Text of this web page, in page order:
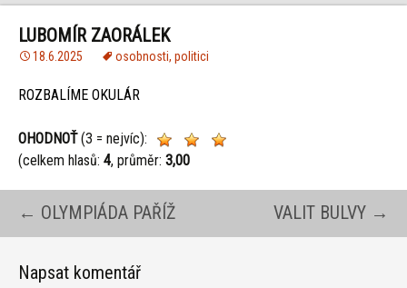
LUBOMÍR ZAORÁLEK
18.6.2025 osobnosti, politici
ROZBALÍME OKULÁR
OHODNOŤ(3 = nejvíc):
(celkem hlasů: 4, průměr: 3,00
Navigace
← OLYMPIÁDA PAŘÍŽ VALIT BULVY →
Napsat komentář